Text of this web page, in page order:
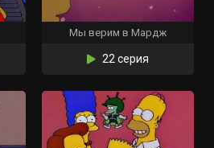
Мы верим в Мардж
22 серия